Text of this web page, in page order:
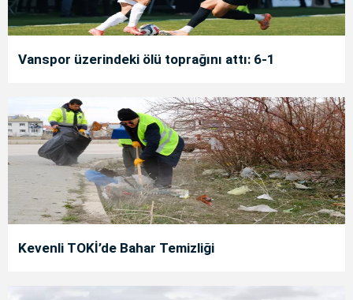
Vanspor üzerindeki ölü toprağını attı: 6-1
Kevenli TOKİ’de Bahar Temizliği